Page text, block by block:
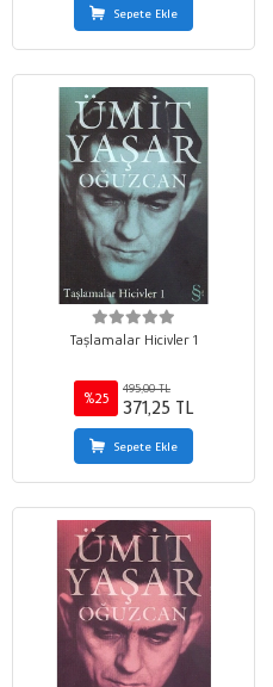
Sepete Ekle
Taşlamalar Hicivler 1
%25
495,00 TL
371,25 TL
Sepete Ekle